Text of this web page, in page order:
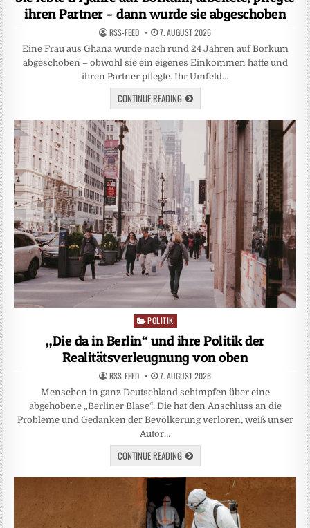
ihren Partner – dann wurde sie abgeschoben
RSS-FEED 7. AUGUST 2026
Eine Frau aus Ghana wurde nach rund 24 Jahren auf Borkum
abgeschoben – obwohl sie ein eigenes Einkommen hatte und
ihren Partner pflegte. Ihr Umfeld…
CONTINUE READING
Posted
in
POLITIK
„Die da in Berlin“ und ihre Politik der
Realitätsverleugnung von oben
RSS-FEED 7. AUGUST 2026
Menschen in ganz Deutschland schimpfen über eine
abgehobene „Berliner Blase“. Die hat den Anschluss an die
Probleme und Gedanken der Bevölkerung verloren, weiß unser
Autor…
CONTINUE READING